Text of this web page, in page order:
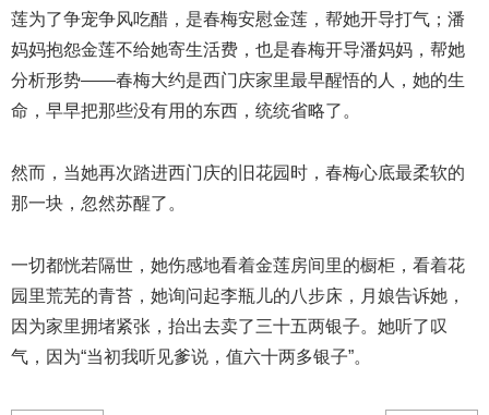
莲为了争宠争风吃醋，是春梅安慰金莲，帮她开导打气；潘
妈妈抱怨金莲不给她寄生活费，也是春梅开导潘妈妈，帮她
分析形势——春梅大约是西门庆家里最早醒悟的人，她的生
命，早早把那些没有用的东西，统统省略了。
然而，当她再次踏进西门庆的旧花园时，春梅心底最柔软的
那一块，忽然苏醒了。
一切都恍若隔世，她伤感地看着金莲房间里的橱柜，看着花
园里荒芜的青苔，她询问起李瓶儿的八步床，月娘告诉她，
因为家里拥堵紧张，抬出去卖了三十五两银子。她听了叹
气，因为“当初我听见爹说，值六十两多银子”。